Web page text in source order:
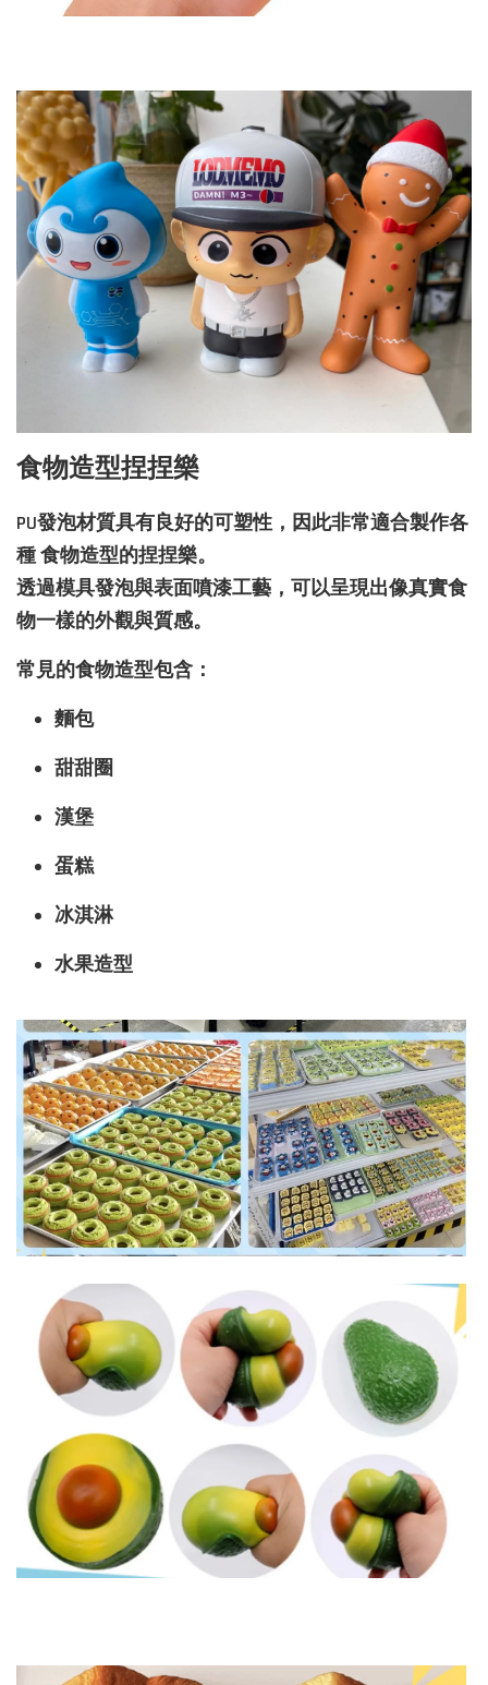
食物造型捏捏樂
PU發泡材質具有良好的可塑性，因此非常適合製作各
種 食物造型的捏捏樂。
透過模具發泡與表面噴漆工藝，可以呈現出像真實食
物一樣的外觀與質感。
常見的食物造型包含：
麵包
甜甜圈
漢堡
蛋糕
冰淇淋
水果造型